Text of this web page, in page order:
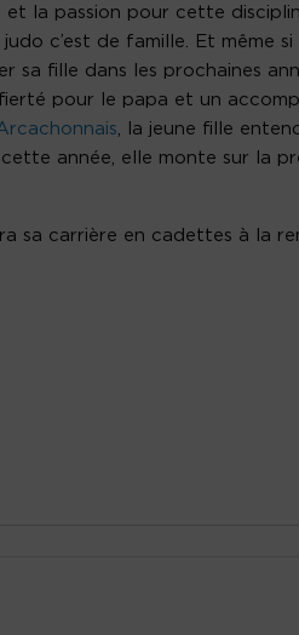
et la passion pour cette
c’est de famille. Et même si
sa fille dans les prochaines
pour le papa et un
, la jeune fille
année, elle monte sur la
sa carrière en cadettes à la